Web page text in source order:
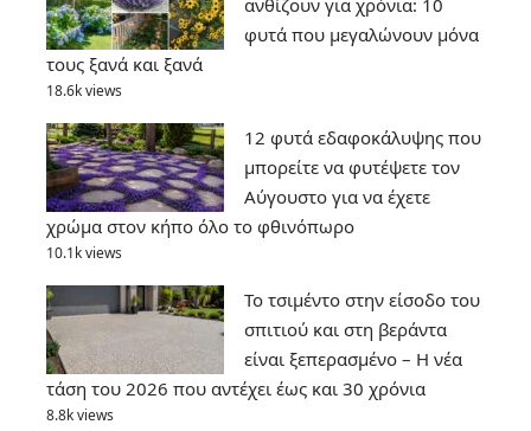
φυτά που μεγαλώνουν μόνα
τους ξανά και ξανά
18.6k views
12 φυτά εδαφοκάλυψης που
μπορείτε να φυτέψετε τον
Αύγουστο για να έχετε
χρώμα στον κήπο όλο το φθινόπωρο
10.1k views
Το τσιμέντο στην είσοδο του
σπιτιού και στη βεράντα
είναι ξεπερασμένο – Η νέα
τάση του 2026 που αντέχει έως και 30 χρόνια
8.8k views